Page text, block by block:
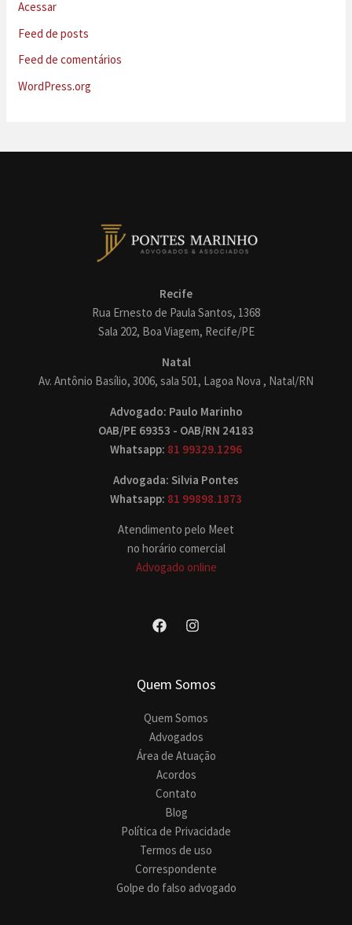
Acessar
Feed de posts
Feed de comentários
WordPress.org
Recife
Rua Ernesto de Paula Santos, 1368
Sala 202, Boa Viagem, Recife/PE
Natal
Av. Antônio Basílio, 3006, sala 501, Lagoa Nova , Natal/RN
Advogado: Paulo Marinho
OAB/PE 69353 - OAB/RN 24183
Whatsapp: 81 99329.1296
Advogada: Silvia Pontes
Whatsapp: 81 99898.1873
Atendimento pelo Meet
no horário comercial
Advogado online
Quem Somos
Quem Somos
Advogados
Área de Atuação
Acordos
Contato
Blog
Política de Privacidade
Termos de uso
Correspondente
Golpe do falso advogado